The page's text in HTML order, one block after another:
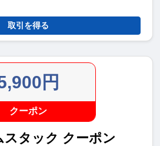
取引を得る
円
クーポン
スタック クーポン